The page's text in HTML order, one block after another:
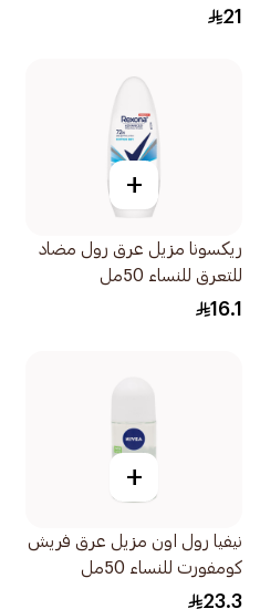
والبيضاء 50مل
21
+
ريكسونا مزيل عرق رول مضاد
للتعرق للنساء 50مل
16.1
+
نيفيا رول اون مزيل عرق فريش
كومفورت للنساء 50مل
23.3